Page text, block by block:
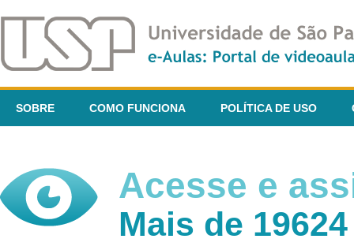
SOBRE COMO FUNCIONA POLÍTICA DE USO
Acesse e
Mais de